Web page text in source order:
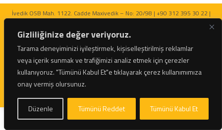
Gizliliğinize değer veriyoruz.
Tarama deneyiminizi iyileştirmek, kişiselleştirilmiş reklamlar
veya içerik sunmak ve trafiğimizi analiz etmek için çerezler
kullanıyoruz. "Tümünü Kabul Et"e tıklayarak çerez kullanımımıza
onay vermiş olursunuz.
Düzenle Tümünü Reddet Tümünü Kabul Et
İvedik OSB Mah. 1122. Cadde Maxivedik – No: 20/98 | +90 312 395 30 22 |
© 2026 Netratek - Tork Anahtarları ve Hidrolik Krikolar Tüm Hakları Saklıdır.